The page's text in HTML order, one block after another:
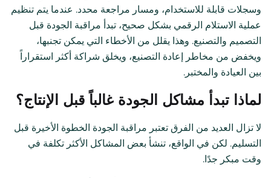
وسجلات قابلة للاستخدام، ومسار مراجعة محدد. عندما يتم تنظيم
عملية الاستلام الرقمي بشكل صحيح، تبدأ مراقبة الجودة قبل
التصميم والتصنيع. وهذا يقلل من الأخطاء التي يمكن تجنبها،
ويخفض من مخاطر إعادة التصنيع، ويخلق شراكة أكثر استقراراً
بين العيادة والمختبر.
لماذا تبدأ مشاكل الجودة غالباً قبل الإنتاج؟
لا تزال العديد من الفرق تعتبر مراقبة الجودة الخطوة الأخيرة قبل
التسليم. لكن في الواقع، تنشأ بعض المشاكل الأكثر تكلفة في
وقت مبكر جدًا.